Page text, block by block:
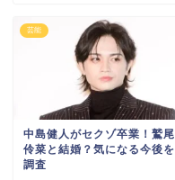
芸能
中島健人がセクゾ卒業！鷲尾
伶菜と結婚？気になる今後を
調査